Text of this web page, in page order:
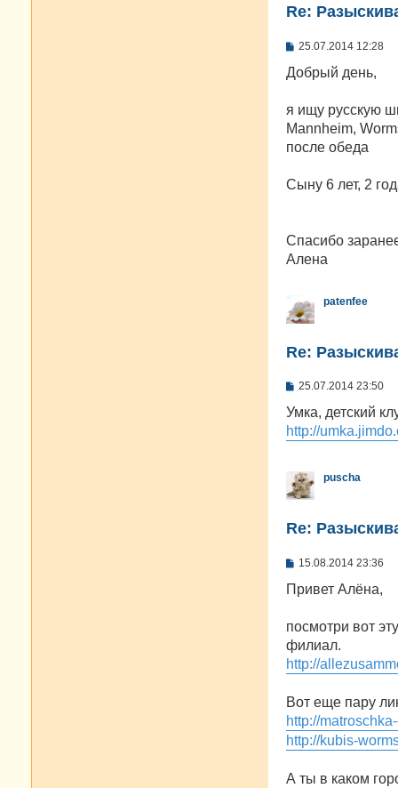
Re:
С
о
б
е
и
е
25.07.2014 12:28
Добрый день,
я ищу русскую
Mannheim,
после обеда
Сыну 6 лет, 2
Спасибо
Алена
patenfee
Re:
С
о
щ
и
е
25.07.2014 23:50
Умка, детский
http://
puscha
Re:
С
о
б
е
и
е
15.08.2014 23:36
Привет Алёна,
посмотри вот
филиал.
http://
Вот еще пару
http://
http://kubis-
А ты в каком